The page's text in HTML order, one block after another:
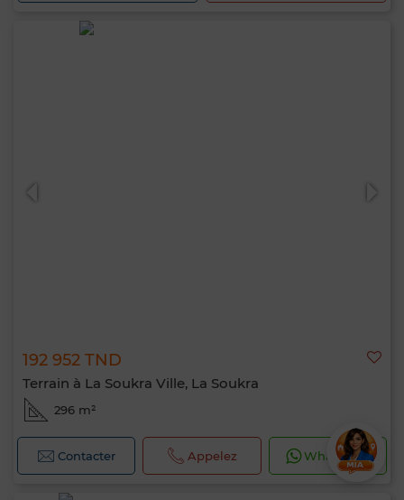
192 952 TND
Terrain à La Soukra Ville, La Soukra
296 m²
Contacter Appelez WhatsApp